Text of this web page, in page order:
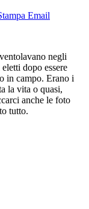
Email
negli
dopo essere
in campo. Erano i
la vita o quasi,
anche le foto
tutto.